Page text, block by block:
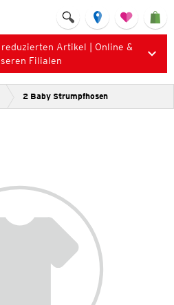
Artikel | Online &
Filialen
2 Baby Strumpfhosen